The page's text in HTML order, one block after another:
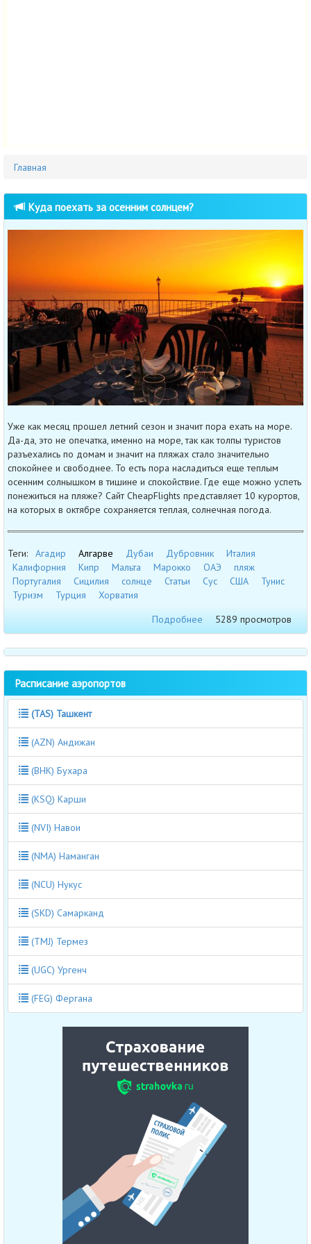
Главная
Куда поехать за осенним солнцем?
Уже как месяц прошел летний сезон и значит пора ехать на море.
Да-да, это не опечатка, именно на море, так как толпы туристов
разъехались по домам и значит на пляжах стало значительно
спокойнее и свободнее. То есть пора насладиться еще теплым
осенним солнышком в тишине и спокойствие. Где еще можно успеть
понежиться на пляже? Сайт CheapFlights представляет 10 курортов,
на которых в октябре сохраняется теплая, солнечная погода.
Теги: Агадир Алгарве Дубаи Дубровник
Италия
Калифорния
Кипр Мальта Марокко ОАЭ
пляж
Португалия
Сицилия солнце Статьи Сус США
Тунис
Туризм
Турция
Хорватия
Подробнее
5289 просмотров
Расписание аэропортов
(TAS) Ташкент
(AZN) Андижан
(BHK) Бухара
(KSQ) Карши
(NVI) Навои
(NMA) Наманган
(NCU) Нукус
(SKD) Самарканд
(TMJ) Термез
(UGC) Ургенч
(FEG) Фергана